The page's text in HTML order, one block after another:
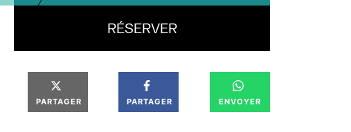
RÉSERVER
PARTAGER PARTAGER ENVOYER